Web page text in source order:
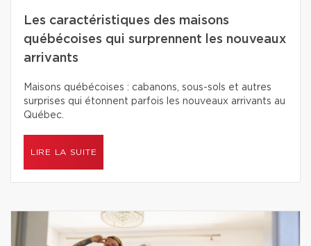
Les caractéristiques des maisons
québécoises qui surprennent les nouveaux
arrivants
Maisons québécoises : cabanons, sous-sols et autres
surprises qui étonnent parfois les nouveaux arrivants au
Québec.
LIRE LA SUITE